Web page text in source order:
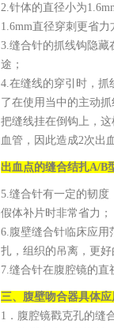
2.针体的直径小为
1.6mm直径穿刺更省
3.缝合针的抓线钩隐藏
途；
4.在缝线的穿引时，抓
了在使用当中的主动
把缝线挂在倒钩上，
血管，因此造成2次出
出血点的缝合结扎A/B
5.缝合针有一定的韧
假体补片时非常省力；
6.腹壁缝合针临床应用
扎，组织的吊离，更
7.缝合针在腹腔镜的
三、腹壁吻合器具体
1．腹腔镜戳克孔的缝